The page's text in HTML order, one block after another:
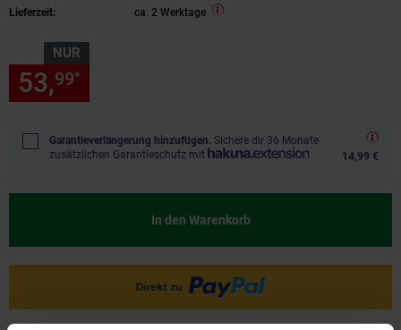
Lieferzeit:
ca. 2 Werktage
NUR
53,99*
Garantieverlängerung hinzufügen. Sichere dir 36 Monate
zusätzlichen Garantieschutz mit
14,99 €
In den Warenkorb